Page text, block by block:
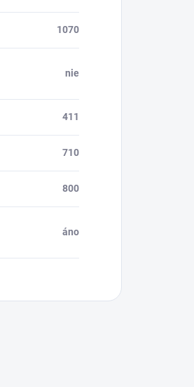
1070
nie
411
710
800
áno